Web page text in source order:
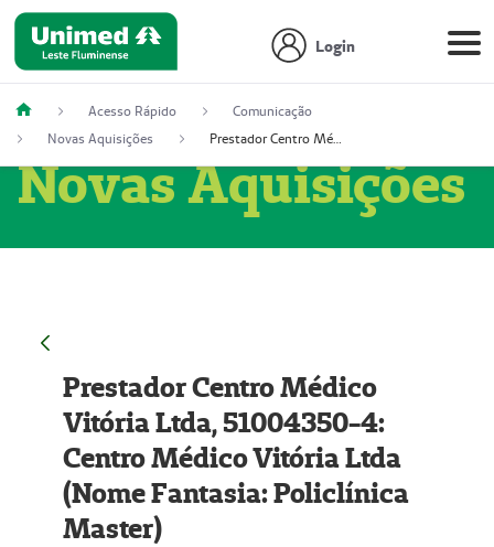
Login
Acesso Rápido
Comunicação
Novas Aquisições
Prestador Centro Médico Vitória Ltda, 51004350-4: Centro Médico Vitória Ltda (Nome Fantasia: Policlínica Master)
Novas Aquisições
Prestador Centro Médico
Vitória Ltda, 51004350-4:
Centro Médico Vitória Ltda
(Nome Fantasia: Policlínica
Master)